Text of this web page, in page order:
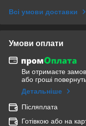
Всі умови доставки
Умови оплати
Ви отримаєте
або гроші
Детальніше
Післяплата
Готівкою або на